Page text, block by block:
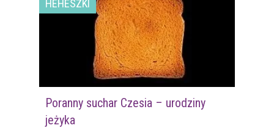
HEHESZKI
Poranny suchar Czesia – urodziny
jeżyka